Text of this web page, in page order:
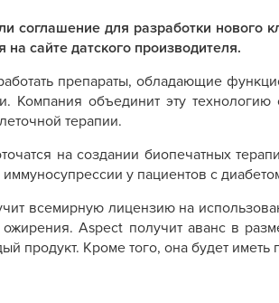
соглашение для разработки нового
сайте датского производителя.
препараты, обладающие
Компания объединит эту
терапии.
на создании биопечатных
у пациентов с
всемирную лицензию на
Aspect получит аванс в
продукт. Кроме того, она будет